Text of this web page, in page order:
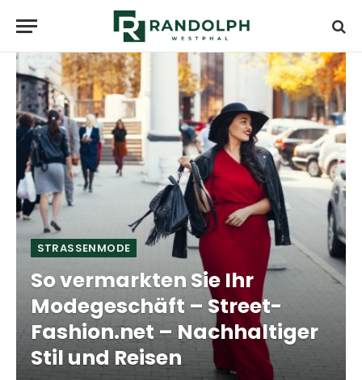
STRASSENMODE
So vermarkten Sie Ihr
Modegeschäft – Street-
Fashion.net – Nachhaltiger
Stil und Reisen